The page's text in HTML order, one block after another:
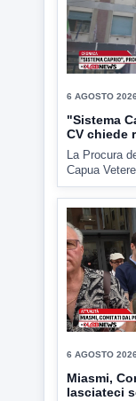
6 AGOSTO 2026
Trovato in
pozza di
Ritrovato
in un...
6 AGOSTO 2026
"Sistema
CV chiede
La Procura
Capua